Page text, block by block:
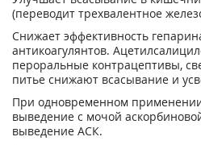
(переводит трехвалентное
Снижает эффективность
антикоагулянтов.
пероральные контрацептивы,
питье снижают всасывание и
При одновременном
выведение с мочой
выведение АСК.